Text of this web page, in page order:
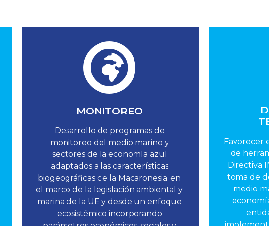
MONITOREO
Desarrollo de programas de
monitoreo del medio marino y
sectores de la economía azul
adaptados a las características
biogeográficas de la Macaronesia, en
el marco de la legislación ambiental y
marina de la UE y desde un enfoque
ecosistémico incorporando
Favorecer
de
Directiva
toma de
medio